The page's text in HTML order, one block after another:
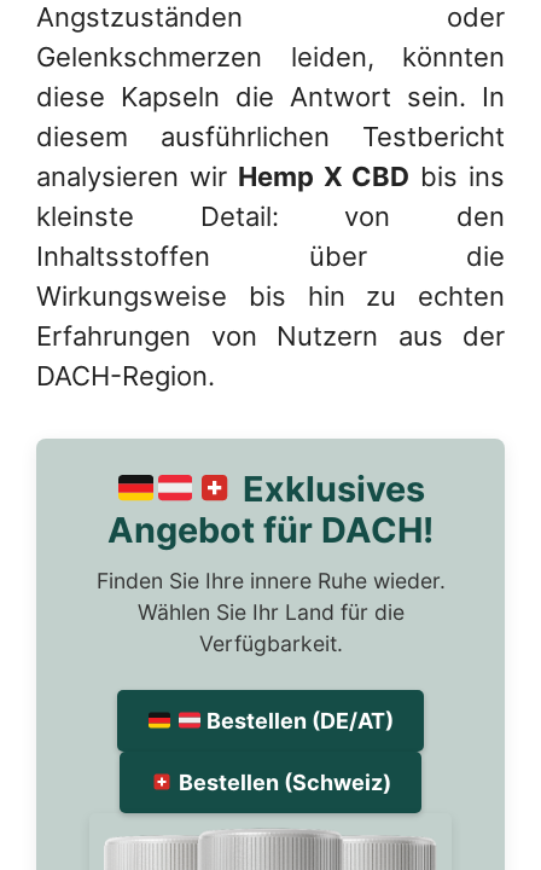
Angstzuständen oder
Gelenkschmerzen leiden, könnten
diese Kapseln die Antwort sein. In
diesem ausführlichen Testbericht
analysieren wir Hemp X CBD bis ins
kleinste Detail: von den
Inhaltsstoffen über die
Wirkungsweise bis hin zu echten
Erfahrungen von Nutzern aus der
DACH-Region.
Exklusives
Angebot für DACH!
Finden Sie Ihre innere Ruhe wieder.
Wählen Sie Ihr Land für die
Verfügbarkeit.
Bestellen (DE/AT)
Bestellen (Schweiz)